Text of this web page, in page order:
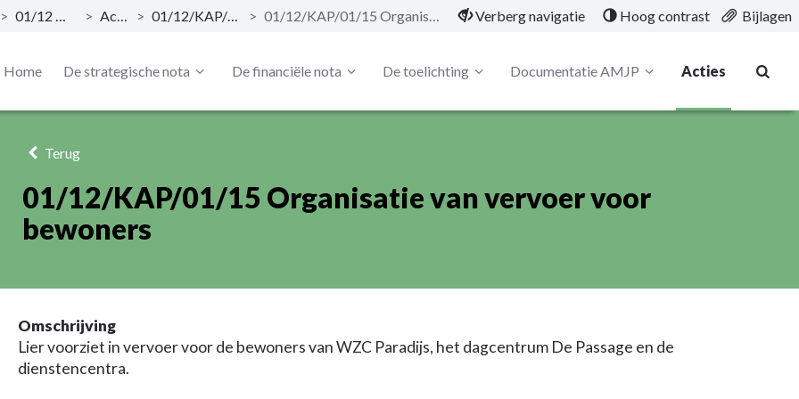
> 01/12 Ouderenzorg > Actieplan > 01/12/KAP/01 Ouderenzorg > 01/12/KAP/01/15 Organisatie van vervoer voor bewoners Verberg navigatie Hoog contrast Bijlagen
Home De strategische nota De financiële nota De toelichting Documentatie AMJP Acties
Terug
01/12/KAP/01/15 Organisatie van vervoer voor
bewoners
Omschrijving
Lier voorziet in vervoer voor de bewoners van WZC Paradijs, het dagcentrum De Passage en de
dienstencentra.